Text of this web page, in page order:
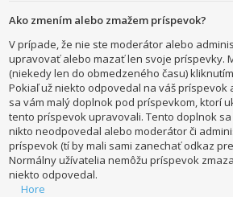
Ako zmením alebo zmažem príspevok?
V prípade, že nie ste moderátor alebo
upravovať alebo mazať len svoje príspevky.
(niekedy len do obmedzeného času)
Pokiaľ už niekto odpovedal na váš príspevok
sa vám malý doplnok pod príspevkom, ktorí
tento príspevok upravovali. Tento doplnok
nikto neodpovedal alebo moderátor či
príspevok (tí by mali sami zanechať odkaz
Normálny užívatelia nemôžu príspevok
niekto odpovedal.
Hore